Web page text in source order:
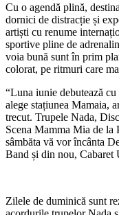
Cu o agendă plină,
dornici de distracție și
artiști cu renume
sportive pline de
voia bună sunt în prim
colorat, pe ritmuri care
“Luna iunie debutează
alege stațiunea Mamaia,
trecut. Trupele Nada,
Scena Mamma Mia de la
sâmbăta vă vor încânta
Band și din nou, Cabaret
Zilele de duminică sunt